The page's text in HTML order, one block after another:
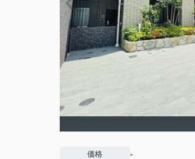
価格 -